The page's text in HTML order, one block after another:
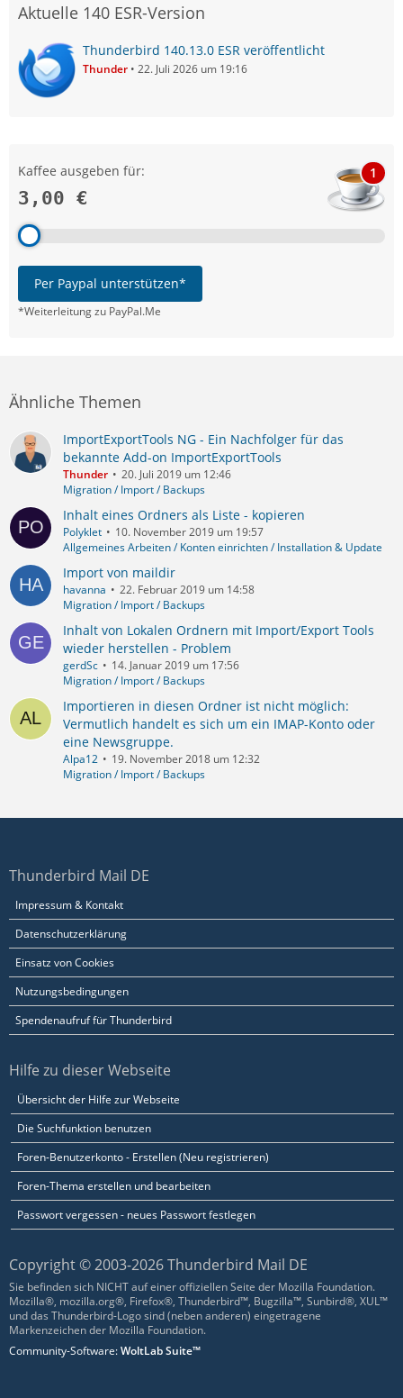
Aktuelle 140 ESR-Version
Thunderbird 140.13.0 ESR veröffentlicht
Thunder 22. Juli 2026 um 19:16
Kaffee ausgeben für:
3,00 €
1
Per Paypal unterstützen*
*Weiterleitung zu PayPal.Me
Ähnliche Themen
ImportExportTools NG - Ein Nachfolger für das
bekannte Add-on ImportExportTools
Thunder
20. Juli 2019 um 12:46
Migration / Import / Backups
Inhalt eines Ordners als Liste - kopieren
Polyklet
10. November 2019 um 19:57
Allgemeines Arbeiten / Konten einrichten / Installation & Update
Import von maildir
havanna
22. Februar 2019 um 14:58
Migration / Import / Backups
Inhalt von Lokalen Ordnern mit Import/Export Tools
wieder herstellen - Problem
gerdSc
14. Januar 2019 um 17:56
Migration / Import / Backups
Importieren in diesen Ordner ist nicht möglich:
Vermutlich handelt es sich um ein IMAP-Konto oder
eine Newsgruppe.
Alpa12
19. November 2018 um 12:32
Migration / Import / Backups
Thunderbird Mail DE
Impressum & Kontakt
Datenschutzerklärung
Einsatz von Cookies
Nutzungsbedingungen
Spendenaufruf für Thunderbird
Hilfe zu dieser Webseite
Übersicht der Hilfe zur Webseite
Die Suchfunktion benutzen
Foren-Benutzerkonto - Erstellen (Neu registrieren)
Foren-Thema erstellen und bearbeiten
Passwort vergessen - neues Passwort festlegen
Copyright © 2003-2026 Thunderbird Mail DE
Sie befinden sich NICHT auf einer offiziellen Seite der Mozilla Foundation.
Mozilla®, mozilla.org®, Firefox®, Thunderbird™, Bugzilla™, Sunbird®, XUL™
und das Thunderbird-Logo sind (neben anderen) eingetragene
Markenzeichen der Mozilla Foundation.
Community-Software:WoltLab Suite™